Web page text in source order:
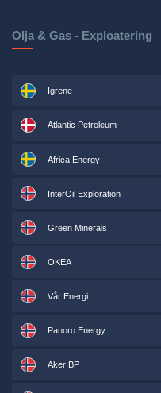
Olja & Gas - Exploatering
Igrene
Atlantic Petroleum
Africa Energy
InterOil Exploration
Green Minerals
OKEA
Vår Energi
Panoro Energy
Aker BP